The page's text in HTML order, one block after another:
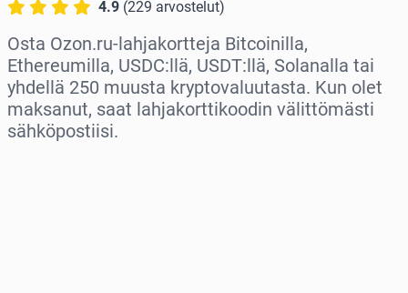
4.9 (229 arvostelut)
Osta Ozon.ru-lahjakortteja Bitcoinilla,
Ethereumilla, USDC:llä, USDT:llä, Solanalla tai
yhdellä 250 muusta kryptovaluutasta. Kun olet
maksanut, saat lahjakorttikoodin välittömästi
sähköpostiisi.